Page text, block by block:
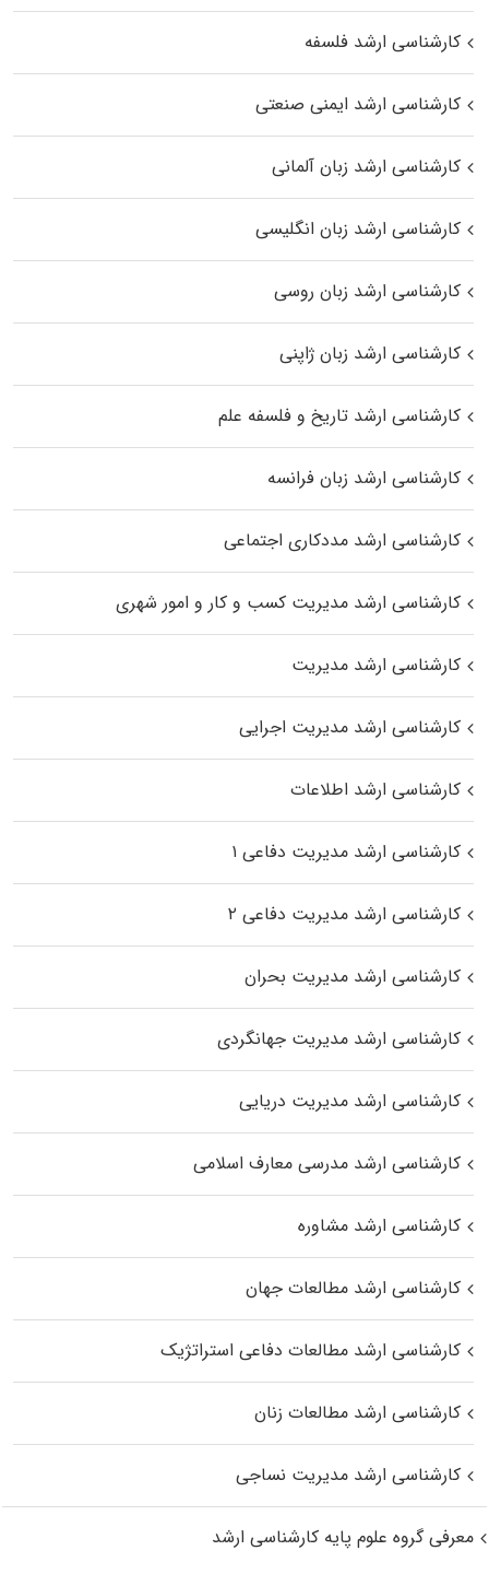
کارشناسی ارشد فلسفه
کارشناسی ارشد ایمنی صنعتی
کارشناسی ارشد زبان آلمانی
کارشناسی ارشد زبان انگلیسی
کارشناسی ارشد زبان روسی
کارشناسی ارشد زبان ژاپنی
کارشناسی ارشد تاریخ و فلسفه علم
کارشناسی ارشد زبان فرانسه
کارشناسی ارشد مددکاری اجتماعی
کارشناسی ارشد مدیریت کسب و کار و امور شهری
کارشناسی ارشد مدیریت
کارشناسی ارشد مدیریت اجرایی
کارشناسی ارشد اطلاعات
کارشناسی ارشد مدیریت دفاعی ۱
کارشناسی ارشد مدیریت دفاعی ۲
کارشناسی ارشد مدیریت بحران
کارشناسی ارشد مدیریت جهانگردی
کارشناسی ارشد مدیریت دریایی
کارشناسی ارشد مدرسی معارف اسلامی
کارشناسی ارشد مشاوره
کارشناسی ارشد مطالعات جهان
کارشناسی ارشد مطالعات دفاعی استراتژیک
کارشناسی ارشد مطالعات زنان
کارشناسی ارشد مدیریت نساجی
معرفی گروه علوم پایه کارشناسی ارشد